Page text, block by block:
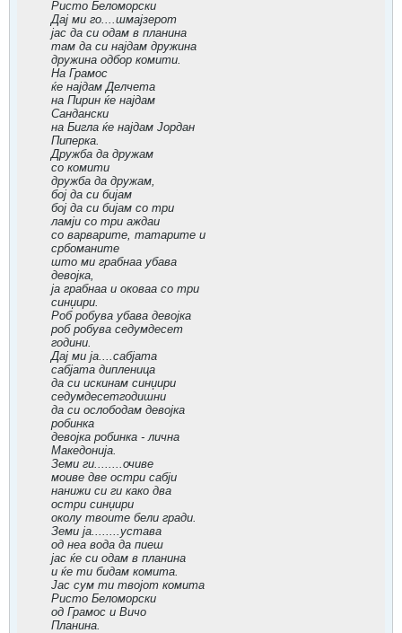
Ристо Беломорски
Дај ми го....шмајзерот
јас да си одам в планина
там да си најдам дружина
дружина одбор комити.
На Грамос
ќе најдам Делчета
на Пирин ќе најдам
Сандански
на Бигла ќе најдам Јордан
Пиперка.
Дружба да дружам
со комити
дружба да дружам,
бој да си бијам
бој да си бијам со три
ламји со три аждаи
со варварите, татарите и
србоманите
што ми грабнаа убава
девојка,
ја грабнаа и оковаа со три
синџири.
Роб робува убава девојка
роб робува седумдесет
години.
Дај ми ја....сабјата
сабјата дипленица
да си искинам синџири
седумдесетгодишни
да си ослободам девојка
робинка
девојка робинка - лична
Македонија.
Земи ги........очиве
моиве две остри сабји
нанижи си ги како два
остри синџири
околу твоите бели гради.
Земи ја........устава
од неа вода да пиеш
јас ќе си одам в планина
и ќе ти бидам комита.
Јас сум ти твојот комита
Ристо Беломорски
од Грамос и Вичо
Планина.